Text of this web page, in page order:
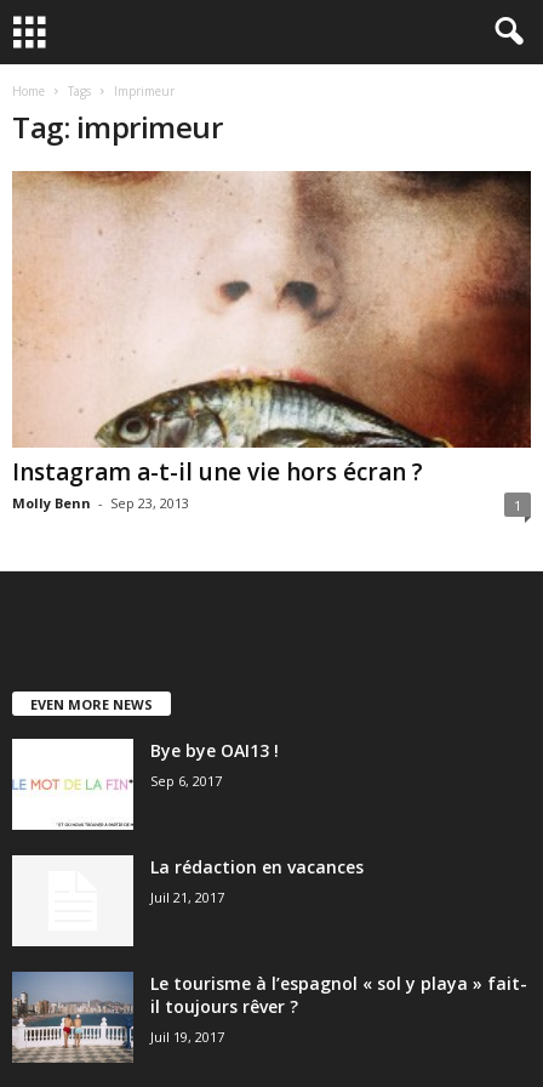
Home Tags Imprimeur
Tag: imprimeur
Instagram a-t-il une vie hors écran ?
Molly Benn - Sep 23, 2013 1
EVEN MORE NEWS
Bye bye OAI13 !
Sep 6, 2017
La rédaction en vacances
Juil 21, 2017
Le tourisme à l’espagnol « sol y playa » fait-
il toujours rêver ?
Juil 19, 2017